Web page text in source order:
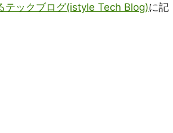
テックブログ(istyle Tech Blog)に記